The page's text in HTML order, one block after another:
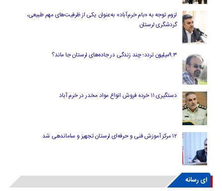
لزوم توجه به «بام خرم‌آباد» به‌عنوان یکی از ظرفیت‌های مهم طبیعی،
گردشگری لرستان
۹.۳میلیون تردد؛ چند زندگی در جاده‌های لرستان جا ماند؟
دستگیری ۱۱ خرده فروش انواع مواد مخدر در خرم آباد
۱۲ مرکز آموزش فنی و حرفه‌ای لرستان تجهیز و ساماندهی شد
ای رسانه